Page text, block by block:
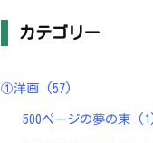
カテゴリー
①洋画 (57)
500ページの夢の束